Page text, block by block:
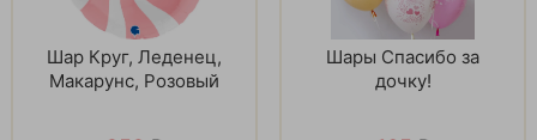
Шар Круг, Леденец,
Макарунс, Розовый
Шары Спасибо за
дочку!